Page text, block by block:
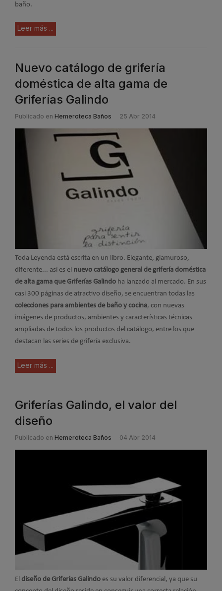
baño.
Leer más ...
Nuevo catálogo de grifería
doméstica de alta gama de
Griferías Galindo
Publicado en Hemeroteca Baños 25 Abr 2014
Toda Leyenda está escrita en un libro. Elegante, glamuroso,
diferente... así es el nuevo catálogo general de grifería doméstica
de alta gama que Griferías Galindo ha lanzado al mercado. En sus
casi 300 páginas de atractivo diseño, se encuentran todas las
colecciones para ambientes de baño y cocina, con nuevas
imágenes de productos, ambientes y características técnicas
ampliadas de todos los productos del catálogo, entre los que
destacan las series de grifería exclusiva.
Leer más ...
Griferías Galindo, el valor del
diseño
Publicado en Hemeroteca Baños 04 Abr 2014
El diseño de Griferías Galindo es su valor diferencial, ya que su